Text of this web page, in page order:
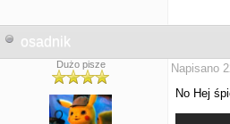
osadnik
Dużo pisze
Napisano
No Hej